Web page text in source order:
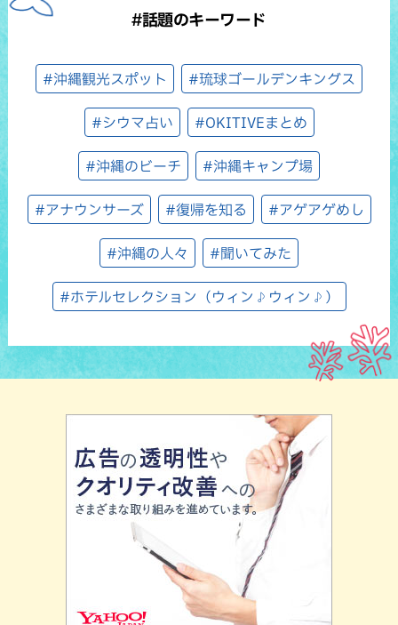
#話題のキーワード
#沖縄観光スポット #琉球ゴールデンキングス
#シウマ占い #OKITIVEまとめ
#沖縄のビーチ #沖縄キャンプ場
#アナウンサーズ #復帰を知る #アゲアゲめし
#沖縄の人々 #聞いてみた
#ホテルセレクション（ウィン♪ウィン♪）